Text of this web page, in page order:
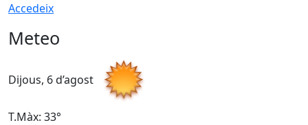
Accedeix
Meteo
Dijous, 6 d’agost
T.Màx: 33°